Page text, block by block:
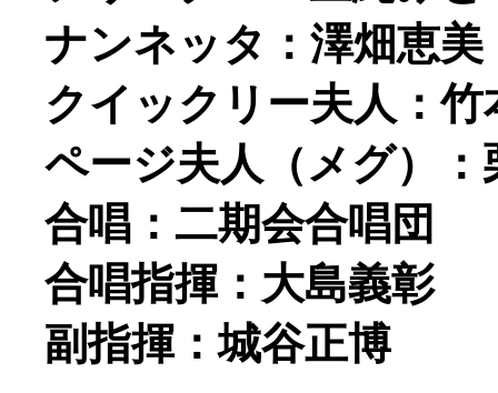
ナンネッタ：澤畑恵美
クイックリー夫人：竹
ページ夫人（メグ）：
合唱：二期会合唱団
合唱指揮：大島義彰
副指揮：城谷正博